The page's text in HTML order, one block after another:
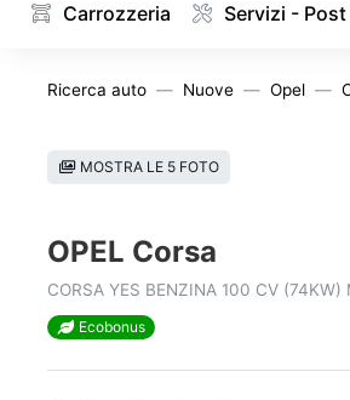
Carrozzeria Servizi -
Ricerca auto Nuove Opel
MOSTRA LE 5 FOTO
OPEL Corsa
CORSA YES BENZINA 100 CV (74KW)
Ecobonus